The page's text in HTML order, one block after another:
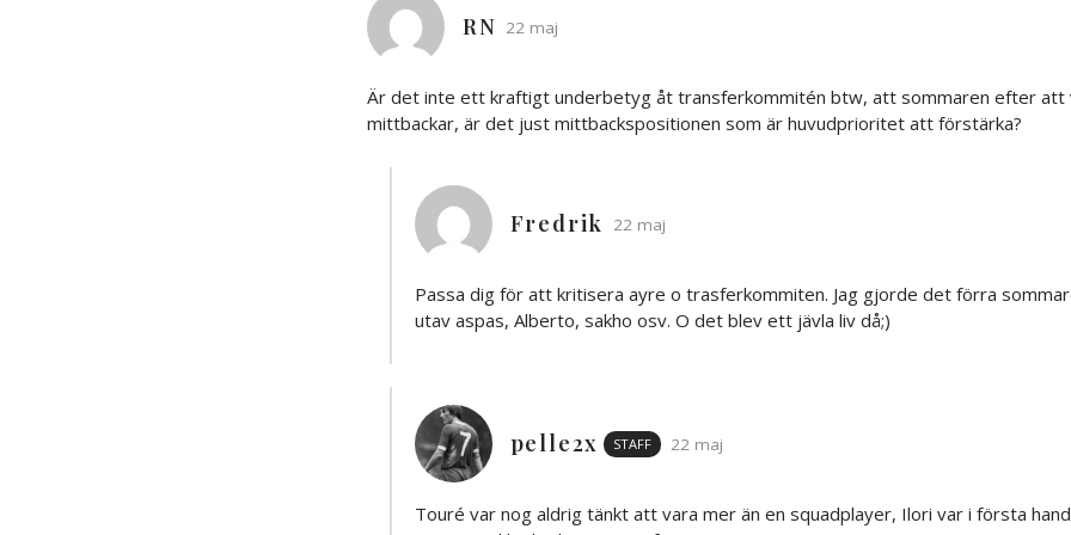
RN 22 maj
Är det inte ett kraftigt underbetyg åt transferkommitén btw, att sommaren efter att
mittbackar, är det just mittbackspositionen som är huvudprioritet att förstärka?
Fredrik 22 maj
Passa dig för att kritisera ayre o trasferkommiten. Jag gjorde det förra
utav aspas, Alberto, sakho osv. O det blev ett jävla liv då;)
pelle2x STAFF 22 maj
Touré var nog aldrig tänkt att vara mer än en squadplayer, Ilori var i första